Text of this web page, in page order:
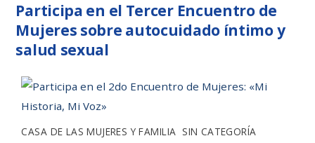
Participa en el Tercer Encuentro de
Mujeres sobre autocuidado íntimo y
salud sexual
CASA DE LAS MUJERES Y FAMILIA SIN CATEGORÍA